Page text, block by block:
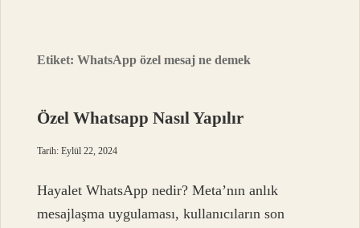
Etiket:WhatsApp özel mesaj ne demek
Özel Whatsapp Nasıl Yapılır
Tarih: Eylül 22, 2024
Hayalet WhatsApp nedir? Meta’nın anlık
mesajlaşma uygulaması, kullanıcıların son